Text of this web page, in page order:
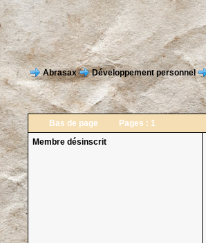
Abrasax Développement personnel
Bas de page Pages : 1
Membre désinscrit